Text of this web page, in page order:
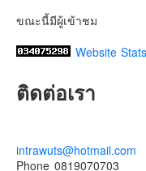
ขณะนี้มีผู้เข้าชม
Website Stats
ติดต่อเรา
intrawuts@hotmail.com
Phone 0819070703